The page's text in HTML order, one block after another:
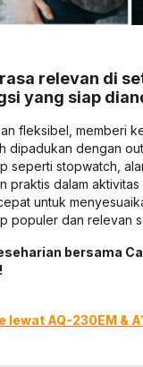
relevan di
yang siap
fleksibel, memberi
dipadukan dengan
seperti stopwatch,
praktis dalam aktivitas
untuk
populer dan relevan
bersama
lewat AQ-230EM &